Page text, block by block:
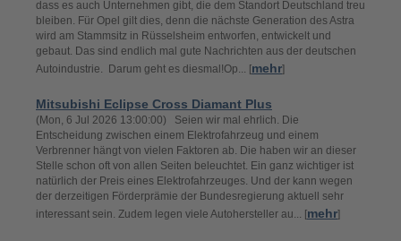
dass es auch Unternehmen gibt, die dem Standort Deutschland treu
bleiben. Für Opel gilt dies, denn die nächste Generation des Astra
wird am Stammsitz in Rüsselsheim entworfen, entwickelt und
gebaut. Das sind endlich mal gute Nachrichten aus der deutschen
Autoindustrie. Darum geht es diesmal!Op... [mehr]
Mitsubishi Eclipse Cross Diamant Plus
(Mon, 6 Jul 2026 13:00:00) Seien wir mal ehrlich. Die
Entscheidung zwischen einem Elektrofahrzeug und einem
Verbrenner hängt von vielen Faktoren ab. Die haben wir an dieser
Stelle schon oft von allen Seiten beleuchtet. Ein ganz wichtiger ist
natürlich der Preis eines Elektrofahrzeuges. Und der kann wegen
der derzeitigen Förderprämie der Bundesregierung aktuell sehr
interessant sein. Zudem legen viele Autohersteller au... [mehr]